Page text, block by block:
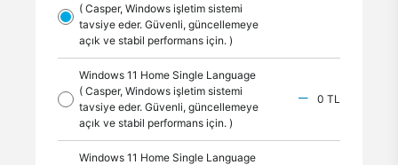
( Casper, Windows işletim sistemi
tavsiye eder. Güvenli, güncellemeye
açık ve stabil performans için. )
Windows 11 Home Single Language
( Casper, Windows işletim sistemi
tavsiye eder. Güvenli, güncellemeye
açık ve stabil performans için. )
0 TL
Windows 11 Home Single Language